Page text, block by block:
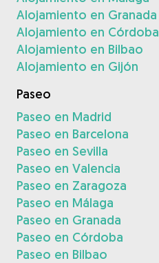
Alojamiento en Granada
Alojamiento en Córdoba
Alojamiento en Bilbao
Alojamiento en Gijón
Paseo
Paseo en Madrid
Paseo en Barcelona
Paseo en Sevilla
Paseo en Valencia
Paseo en Zaragoza
Paseo en Málaga
Paseo en Granada
Paseo en Córdoba
Paseo en Bilbao